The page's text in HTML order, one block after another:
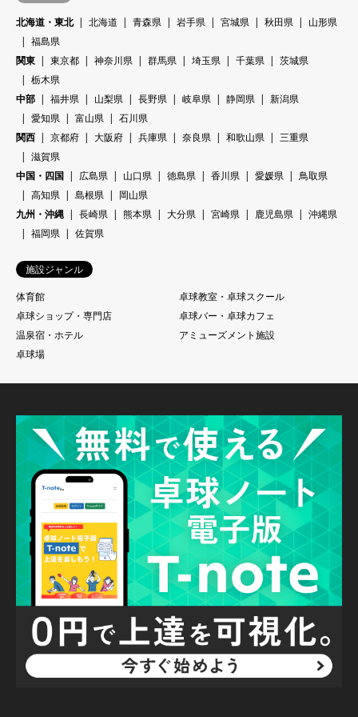
北海道・東北
北海道 青森県 岩手県 宮城県 秋田県
山形県
福島県
関東
東京都 神奈川県 群馬県 埼玉県 千葉県
茨城県
栃木県
中部
福井県 山梨県 長野県 岐阜県 静岡県
新潟県
愛知県
富山県
石川県
関西
京都府 大阪府 兵庫県 奈良県 和歌山県
三重県
滋賀県
中国・四国
広島県 山口県 徳島県 香川県 愛媛県
鳥取県
高知県
島根県
岡山県
九州・沖縄
長崎県 熊本県 大分県 宮崎県 鹿児島県
沖縄県
福岡県
佐賀県
施設ジャンル
体育館
卓球教室・卓球スクール
卓球ショップ・専門店
卓球バー・卓球カフェ
温泉宿・ホテル
アミューズメント施設
卓球場